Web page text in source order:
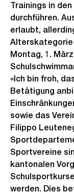
Trainings in
durchführen.
erlaubt,
Alterskategorie
Montag, 1.
«Ich bin froh,
Betätigung
sowie das
Filippo
Sportvereine
kantonalen
werden. Dies